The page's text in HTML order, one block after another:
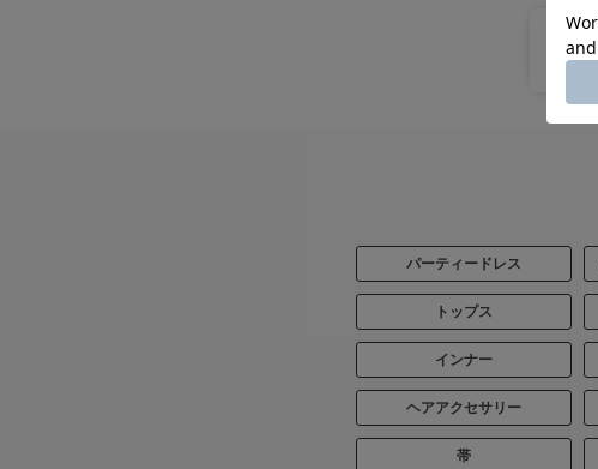
パーティードレス
トップス
インナー
ヘアアクセサリー
帯